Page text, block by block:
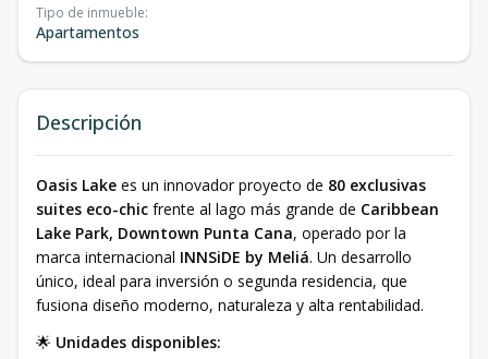
Tipo de inmueble:
Apartamentos
Descripción
Oasis Lake es un innovador proyecto de 80 exclusivas
suites eco-chic frente al lago más grande de Caribbean
Lake Park, Downtown Punta Cana, operado por la
marca internacional INNSiDE by Meliá. Un desarrollo
único, ideal para inversión o segunda residencia, que
fusiona diseño moderno, naturaleza y alta rentabilidad.
🌟 Unidades disponibles: